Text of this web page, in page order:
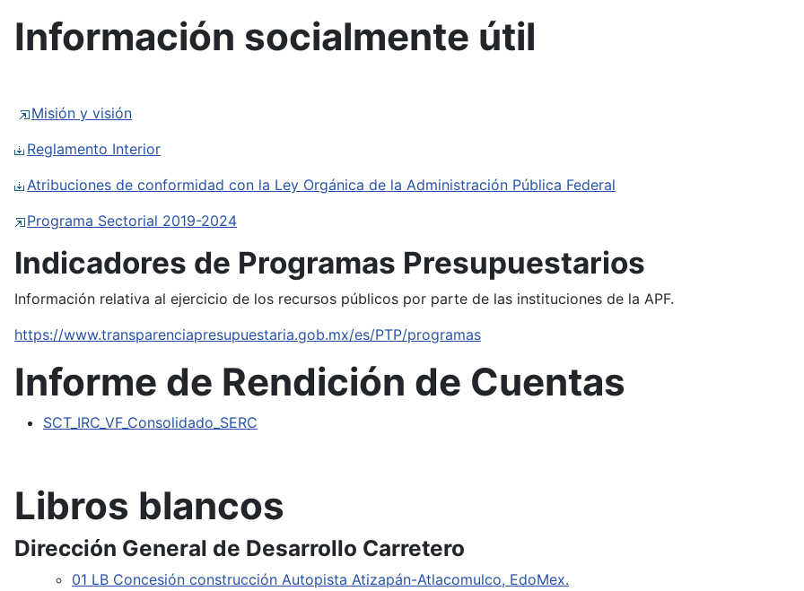
Información socialmente útil
Misión y visión
Reglamento Interior
Atribuciones de conformidad con la Ley Orgánica de la Administración Pública Federal
Programa Sectorial 2019-2024
Indicadores de Programas Presupuestarios
Información relativa al ejercicio de los recursos públicos por parte de las instituciones de la APF.
https://www.transparenciapresupuestaria.gob.mx/es/PTP/programas
Informe de Rendición de Cuentas
SCT_IRC_VF_Consolidado_SERC
Libros blancos
Dirección General de Desarrollo Carretero
01 LB Concesión construcción Autopista Atizapán-Atlacomulco, EdoMex.